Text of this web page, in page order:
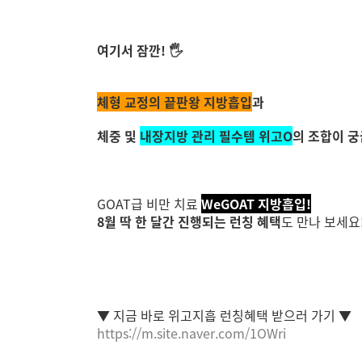
여기서 잠깐! 🖐️
체형 교정의 끝판왕 지방흡입과
체중 및 내장지방 관리 필수템 위고O의 조합이
GOAT급 비만 치료 WeGOAT 지방흡입!
8월 딱 한 달간 진행되는 런칭 혜택도 만나 보세
▼ 지금 바로 위고지흡 런칭혜택 받으러 가기 ▼
https://m.site.naver.com/1OWri